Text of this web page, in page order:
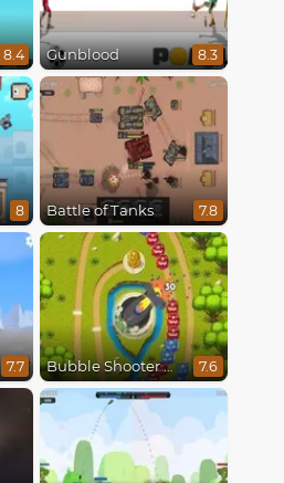
8.4 Gunblood 8.3
8 Battle of Tanks 7.8
7.7 Bubble Shooter Online 7.6